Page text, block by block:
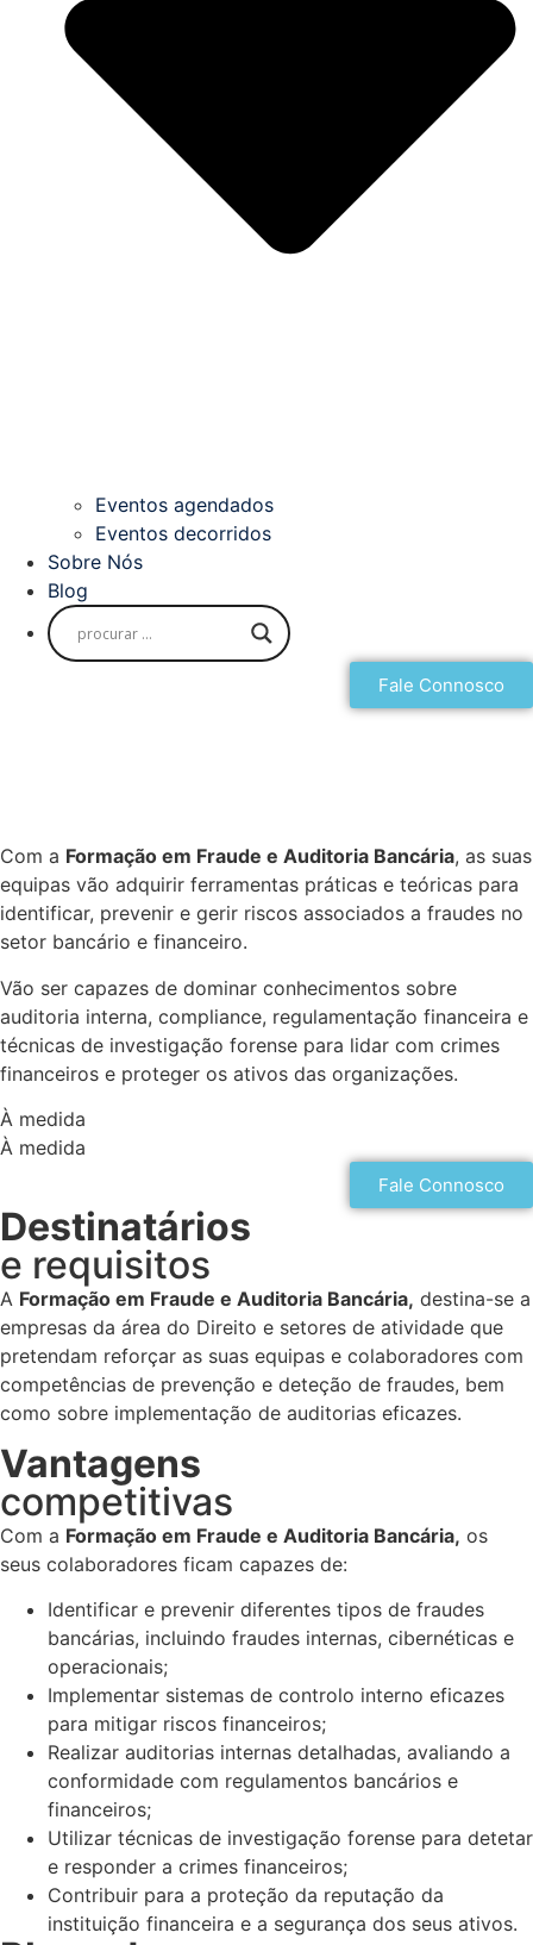
Eventos agendados
Eventos decorridos
Sobre Nós
Blog
Fale Connosco
Com a Formação em Fraude e Auditoria Bancária, as suas
equipas vão adquirir ferramentas práticas e teóricas para
identificar, prevenir e gerir riscos associados a fraudes no
setor bancário e financeiro.
Vão ser capazes de dominar conhecimentos sobre
auditoria interna, compliance, regulamentação financeira e
técnicas de investigação forense para lidar com crimes
financeiros e proteger os ativos das organizações.
À medida
À medida
Fale Connosco
Destinatários
e requisitos
A Formação em Fraude e Auditoria Bancária, destina-se a
empresas da área do Direito e setores de atividade que
pretendam reforçar as suas equipas e colaboradores com
competências de prevenção e deteção de fraudes, bem
como sobre implementação de auditorias eficazes.
Vantagens
competitivas
Com a Formação em Fraude e Auditoria Bancária, os
seus colaboradores ficam capazes de:
Identificar e prevenir diferentes tipos de fraudes
bancárias, incluindo fraudes internas, cibernéticas e
operacionais;
Implementar sistemas de controlo interno eficazes
para mitigar riscos financeiros;
Realizar auditorias internas detalhadas, avaliando a
conformidade com regulamentos bancários e
financeiros;
Utilizar técnicas de investigação forense para detetar
e responder a crimes financeiros;
Contribuir para a proteção da reputação da
instituição financeira e a segurança dos seus ativos.